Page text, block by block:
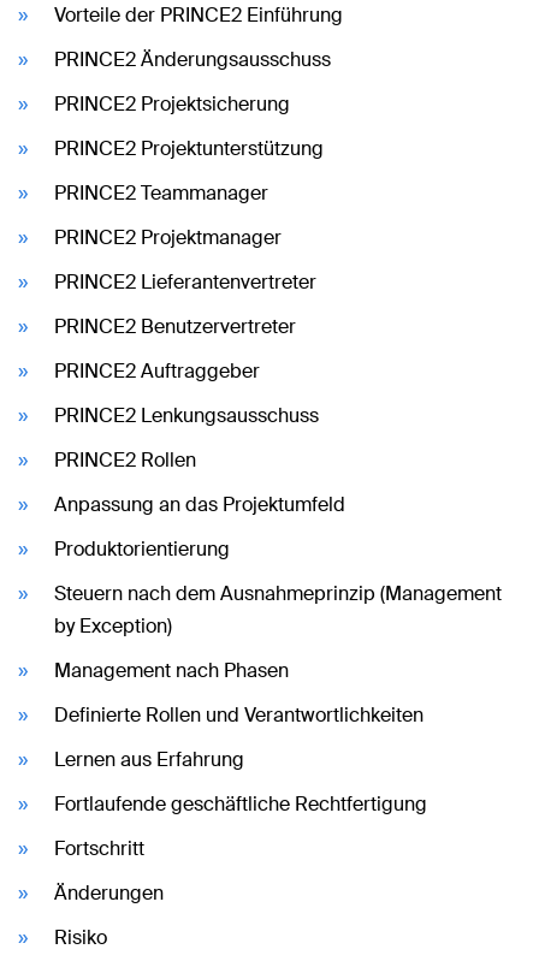
Vorteile der PRINCE2 Einführung
PRINCE2 Änderungsausschuss
PRINCE2 Projektsicherung
PRINCE2 Projektunterstützung
PRINCE2 Teammanager
PRINCE2 Projektmanager
PRINCE2 Lieferantenvertreter
PRINCE2 Benutzervertreter
PRINCE2 Auftraggeber
PRINCE2 Lenkungsausschuss
PRINCE2 Rollen
Anpassung an das Projektumfeld
Produktorientierung
Steuern nach dem Ausnahmeprinzip (Management
by Exception)
Management nach Phasen
Definierte Rollen und Verantwortlichkeiten
Lernen aus Erfahrung
Fortlaufende geschäftliche Rechtfertigung
Fortschritt
Änderungen
Risiko